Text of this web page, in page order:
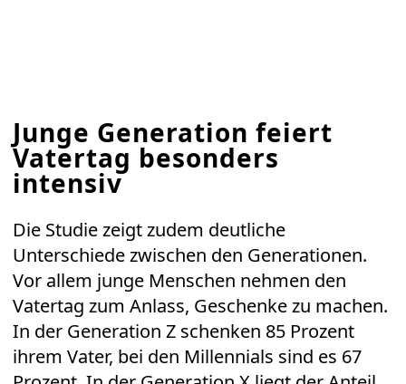
Junge Generation feiert
Vatertag besonders
intensiv
Die Studie zeigt zudem deutliche
Unterschiede zwischen den Generationen.
Vor allem junge Menschen nehmen den
Vatertag zum Anlass, Geschenke zu machen.
In der Generation Z schenken 85 Prozent
ihrem Vater, bei den Millennials sind es 67